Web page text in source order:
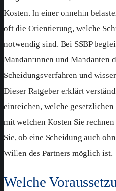
Kosten. In einer ohnehin
oft die Orientierung, welche
notwendig sind. Bei SSBP
Mandantinnen und Mandanten
Scheidungsverfahren und
Dieser Ratgeber erklärt
einreichen, welche
mit welchen Kosten Sie
Sie, ob eine Scheidung auch
Willen des Partners möglich ist.
Welche